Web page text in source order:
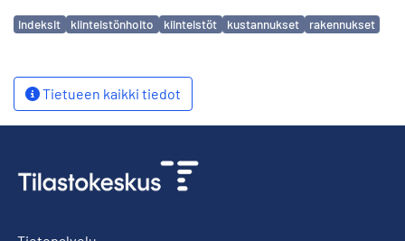
Avainsanat
indeksit kiinteistönhoito kiinteistöt kustannukset rakennukset
Tietueen kaikki tiedot